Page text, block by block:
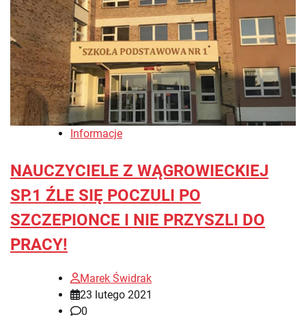
Informacje
NAUCZYCIELE Z WĄGROWIECKIEJ
SP.1 ŹLE SIĘ POCZULI PO
SZCZEPIONCE I NIE PRZYSZLI DO
PRACY!
Marek Świdrak
23 lutego 2021
0